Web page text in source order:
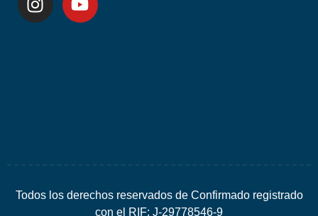
Todos los derechos reservados de Confirmado registrado
con el RIF: J-29778546-9